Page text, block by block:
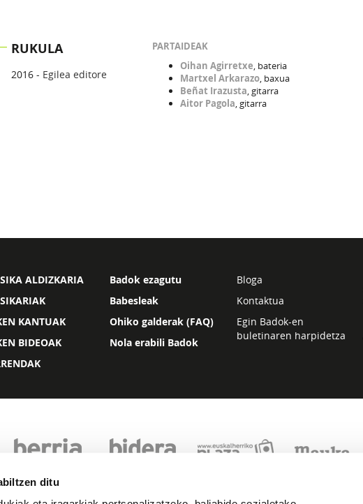
ditu
RUKULA
2016 - Egilea editore
PARTAIDEAK
Oihan Agirretxe, bateria
Martxel Arkarazo, baxua
Beñat Irazusta, gitarra
Aitor Pagola, gitarra
ALDIZKARIA
KANTUAK
BIDEOAK
Badok ezagutu
Babesleak
Ohiko galderak (FAQ)
Nola erabili Badok
Bloga
Kontaktua
Egin Badok-en
buletinaren harpidetza